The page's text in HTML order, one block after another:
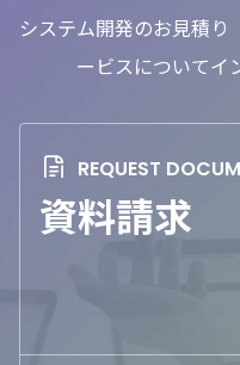
システム開発のお見積
ービスについてイ
資料請求